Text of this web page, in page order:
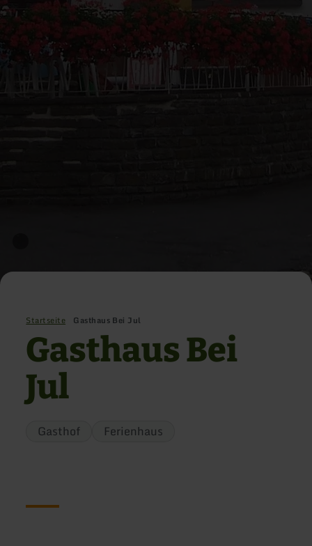
Startseite Gasthaus Bei Jul
Gasthaus Bei
Jul
Gasthof Ferienhaus